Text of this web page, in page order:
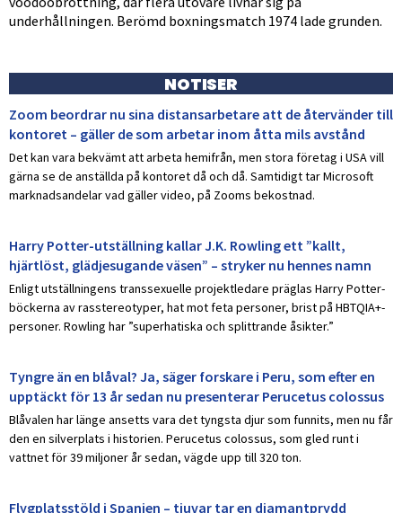
underhållningen. Berömd boxningsmatch 1974 lade grunden.
NOTISER
Zoom beordrar nu sina distansarbetare att de återvänder till
kontoret – gäller de som arbetar inom åtta mils avstånd
Det kan vara bekvämt att arbeta hemifrån, men stora företag i USA vill
gärna se de anställda på kontoret då och då. Samtidigt tar Microsoft
marknadsandelar vad gäller video, på Zooms bekostnad.
Harry Potter-utställning kallar J.K. Rowling ett ”kallt,
hjärtlöst, glädjesugande väsen” – stryker nu hennes namn
Enligt utställningens transsexuelle projektledare präglas Harry Potter-
böckerna av rasstereotyper, hat mot feta personer, brist på HBTQIA+-
personer. Rowling har ”superhatiska och splittrande åsikter.”
Tyngre än en blåval? Ja, säger forskare i Peru, som efter en
upptäckt för 13 år sedan nu presenterar Perucetus colossus
Blåvalen har länge ansetts vara det tyngsta djur som funnits, men nu får
den en silverplats i historien. Perucetus colossus, som gled runt i
vattnet för 39 miljoner år sedan, vägde upp till 320 ton.
Flygplatsstöld i Spanien – tjuvar tar en diamantprydd